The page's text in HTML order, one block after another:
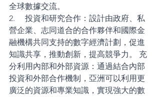
全球數據交流。
2.     投資和研究合作：設計由政府、私
營企業、志同道合的合作夥伴和國際金
融機構共同支持的數字經濟計劃，促進
知識共享，推動創新，提高競爭力。 充
分利用內部和外部資源：通過結合內部
投資和外部合作機制，亞洲可以利用更
廣泛的資源和專業知識，實現強大的數